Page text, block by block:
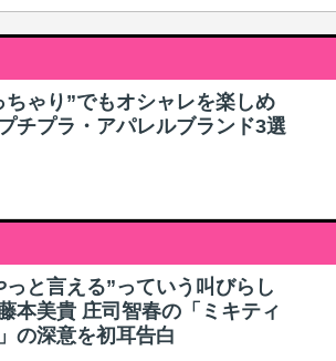
ちゃり”でもオシャレを楽しめ
チプラ・アパレルブランド3選
っと言える”っていう叫びらし
本美貴 庄司智春の「ミキティ
の深意を初耳告白